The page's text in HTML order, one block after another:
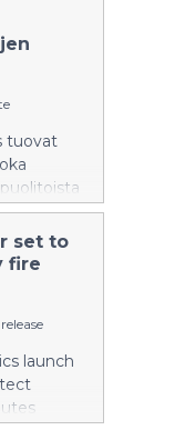
tuovat
set to
fire
launch